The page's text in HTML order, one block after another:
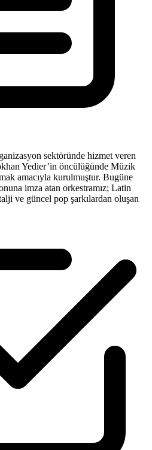
sektöründe hizmet veren
Yedier’in öncülüğünde Müzik
amacıyla kurulmuştur. Bugüne
imza atan orkestramız; Latin
ve güncel pop şarkılardan oluşan